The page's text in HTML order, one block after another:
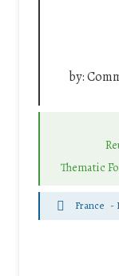
by:
Thematic
France -